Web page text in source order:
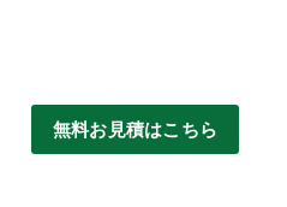
無料お見積はこちら